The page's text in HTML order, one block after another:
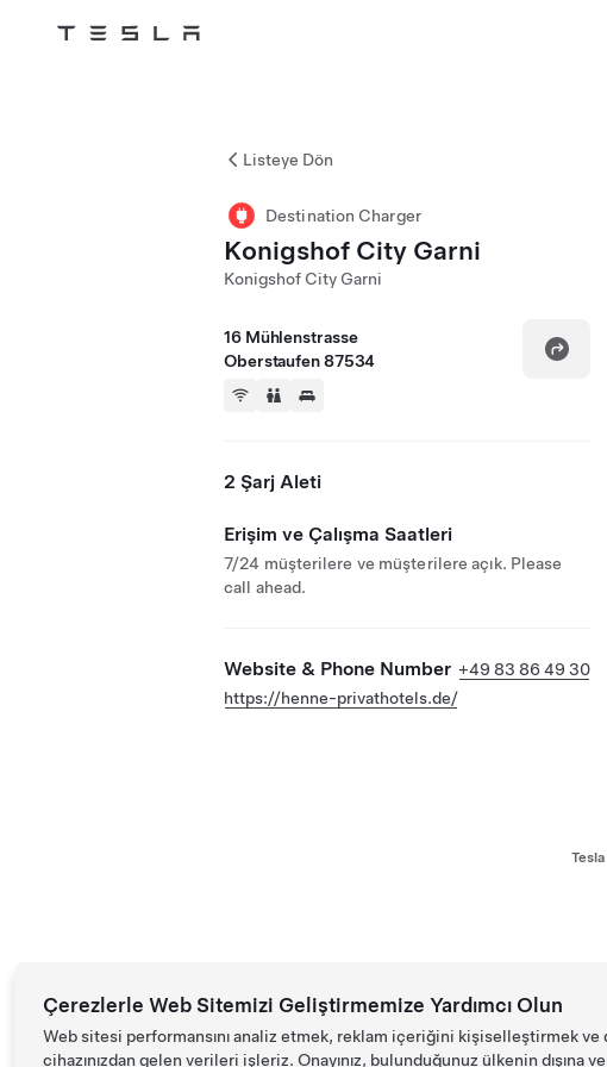
Tesla
Listeye Dön
Destination Charger
Konigshof City Garni
Konigshof City Garni
16 Mühlenstrasse
Oberstaufen 87534
2 Şarj Aleti
Erişim ve Çalışma Saatleri
7/24 müşterilere ve müşterilere açık. Please
call ahead.
Website & Phone Number +49 83 86 49 30
https://henne-privathotels.de/
Çerezlerle Web Sitemizi Geliştirmemize Yardımcı Olun
Web sitesi performansını analiz etmek, reklam içeriğini kişiselleştirmek
cihazınızdan gelen verileri işleriz. Onayınız, bulunduğunuz ülkenin dışına